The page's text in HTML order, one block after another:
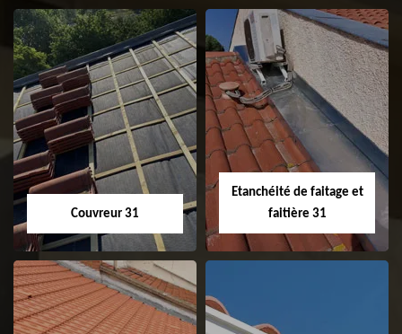
Couvreur 31
Etanchéité de faitage et
faitière 31